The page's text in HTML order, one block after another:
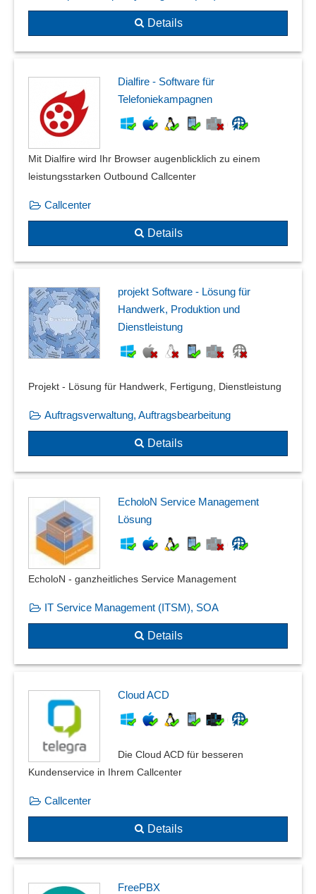
Details
Dialfire - Software für
Telefoniekampagnen
Mit Dialfire wird Ihr Browser augenblicklich zu einem
leistungsstarken Outbound Callcenter
Callcenter
Details
projekt Software - Lösung für
Handwerk, Produktion und
Dienstleistung
Projekt - Lösung für Handwerk, Fertigung, Dienstleistung
Auftragsverwaltung, Auftragsbearbeitung
Details
EcholoN Service Management
Lösung
EcholoN - ganzheitliches Service Management
IT Service Management (ITSM), SOA
Details
Cloud ACD
Die Cloud ACD für besseren
Kundenservice in Ihrem Callcenter
Callcenter
Details
FreePBX